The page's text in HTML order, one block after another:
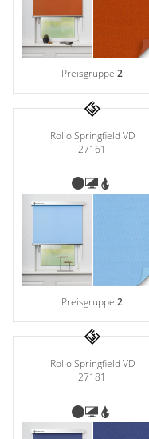
Preisgruppe2
Rollo Springfield VD
27161
Preisgruppe2
Rollo Springfield VD
27181